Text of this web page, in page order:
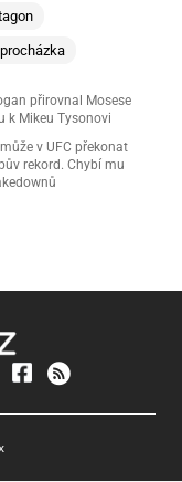
přirovnal Mosese
k Mikeu Tysonovi
v UFC překonat
rekord. Chybí mu